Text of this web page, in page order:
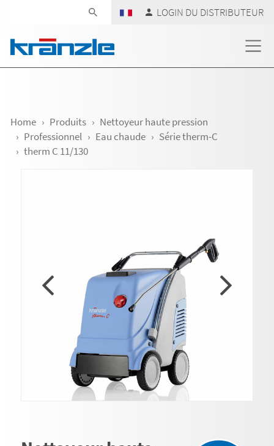
LOGIN DU DISTRIBUTEUR
Home Produits
Nettoyeur haute pression
Professionnel
Eau chaude
Série therm-C
therm C 11/130